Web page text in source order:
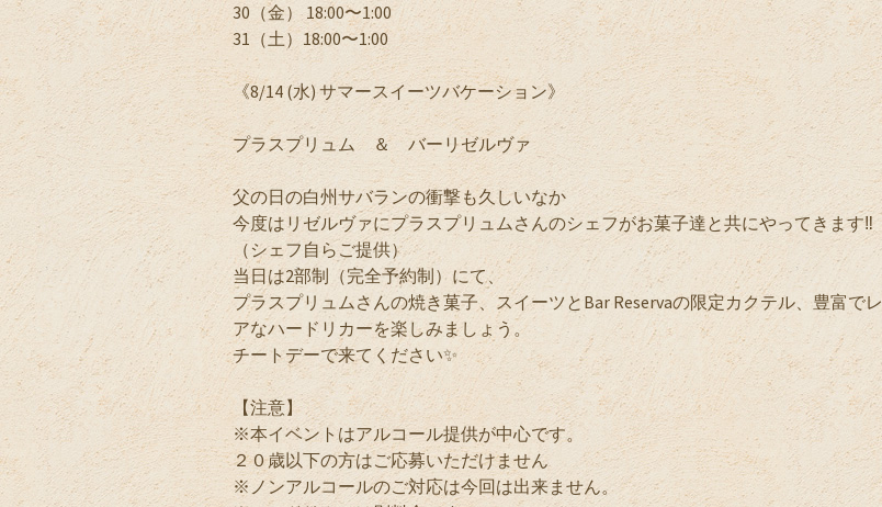
30（金） 18:00〜1:00
31（土）18:00〜1:00
《8/14 (水) サマースイーツバケーション》
プラスプリュム ＆ バーリゼルヴァ
父の日の白州サバランの衝撃も久しいなか
今度はリゼルヴァにプラスプリュムさんのシェフがお菓子達と共にやってきます‼️
（シェフ自らご提供）
当日は2部制（完全予約制）にて、
プラスプリュムさんの焼き菓子、スイーツとBar Reservaの限定カクテル、豊富でレ
アなハードリカーを楽しみましょう。
チートデーで来てください✨
【注意】
※本イベントはアルコール提供が中心です。
２０歳以下の方はご応募いただけません
※ノンアルコールのご対応は今回は出来ません。